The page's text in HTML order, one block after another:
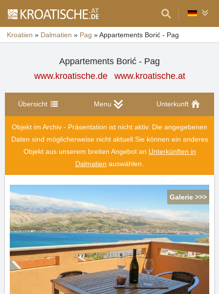
Kroatien » Dalmatien » Pag »Appartements Borić - Pag
Appartements Borić - Pag
www.kroatische.de
www.kroatische.at
Übersicht Menu Unterkunft
Objekt im Archiv - Präsentation ist nicht aktiv. Die angegebenen
Daten sind möglicherweise nicht aktuell. Sie können ein anderes
Objekt aus unserem breiten Angebot an Unterkünften in
Dalmatien auswählen.
Galerie >>>